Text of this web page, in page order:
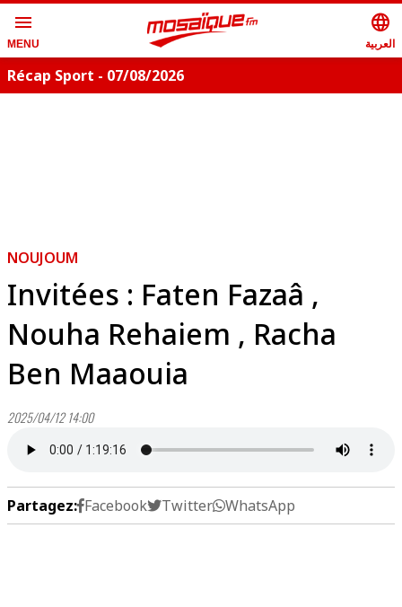
menu
MENU
language
العربية
Récap Sport - 07/08/2026
NOUJOUM
Invitées : Faten Fazaâ ,
Nouha Rehaiem , Racha
Ben Maaouia
2025/04/12 14:00
Partagez: Facebook Twitter WhatsApp